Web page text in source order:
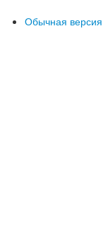
Обычная версия